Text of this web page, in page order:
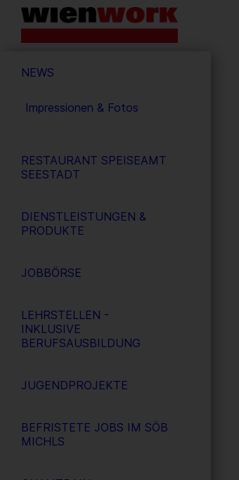
Barrierefreie
Bedienung
Webseite
NEWS
Impressionen & Fotos
RESTAURANT SPEISEAMT
SEESTADT
DIENSTLEISTUNGEN &
PRODUKTE
JOBBÖRSE
LEHRSTELLEN -
INKLUSIVE
BERUFSAUSBILDUNG
JUGENDPROJEKTE
BEFRISTETE JOBS IM SÖB
MICHLS